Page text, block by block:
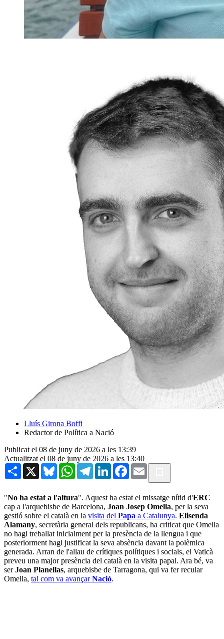
Lluís Girona Boffi
Redactor de Política a Nació
Publicat el 08 de juny de 2026 a les 13:39
Actualitzat el 08 de juny de 2026 a les 13:40
Share X BlueskyWhatsAppTelegramLinkedInFacebook
Email
"No ha estat a l'altura". Aquest ha estat el missatge nítid d'ERC
cap a l'arquebisbe de Barcelona, Joan Josep Omella, per la seva
gestió sobre el català en la visita del Papa a Catalunya. Elisenda
Alamany, secretària general dels republicans, ha criticat que Omella
no hagi treballat inicialment per la presència de la llengua i que
posteriorment hagi justificat la seva absència davant la polèmica
generada. Arran de l'allau de crítiques polítiques i socials, el Vaticà
preveu una major presència del català en la visita papal. Ara bé, va
serJoan Planellas, arquebisbe de Tarragona, qui va fer recular
Omella, tal com va avançarNació.